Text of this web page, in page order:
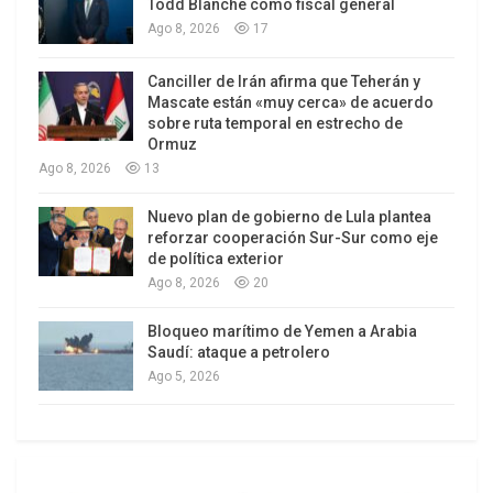
la Concertación, legitimaron el modelo con
espacios de representación política y legalización
de algunas actividades. En los otros países, por
ejemplo Brasil, México, Colombia, la
reestructuración se hace en varios momentos,
usando la crisis como oportunidad para la
demolición de algunas cosas, presentándola
como inevitable ante la crisis. Esto hace más
complejo el análisis de América Latina porque
conviven los discursos de demolición y
estabilización. Uno de los exponentes más graves
Todd Blanche como fiscal general
Ago 8, 2026 17
Canciller de Irán afirma que Teherán y
Mascate están «muy cerca» de acuerdo
sobre ruta temporal en estrecho de
Ormuz
Ago 8, 2026 13
Nuevo plan de gobierno de Lula plantea
reforzar cooperación Sur-Sur como eje
de política exterior
Ago 8, 2026 20
Bloqueo marítimo de Yemen a Arabia
Saudí: ataque a petrolero
Ago 5, 2026